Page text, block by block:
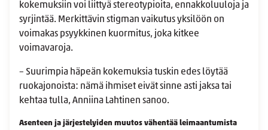
kokemuksiin voi liittyä stereotypioita, ennakkoluuloja ja
syrjintää. Merkittävin stigman vaikutus yksilöön on
voimakas psyykkinen kuormitus, joka kitkee
voimavaroja.
– Suurimpia häpeän kokemuksia tuskin edes löytää
ruokajonoista: nämä ihmiset eivät sinne asti jaksa tai
kehtaa tulla, Anniina Lahtinen sanoo.
Asenteen ja järjestelyiden muutos vähentää leimaantumista